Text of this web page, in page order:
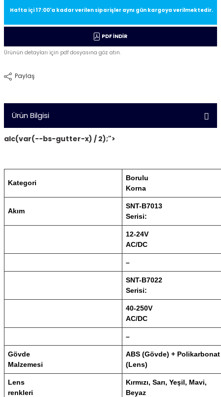
Hafta içi 17:00'a kadar verilen siparişler aynı gün kargoya verilmektedir.
PDF İNDİR
Ürünün detayları için pdf dosyasına göz atın.
Paylaş
Ürün Bilgisi
alc(var(--bs-gutter-x) / 2);">
Kategori
Borulu
Korna
Akım
SNT-B7013
Serisi:
12-24V
AC/DC
–
SNT-B7022
Serisi:
40-250V
AC/DC
–
Gövde
Malzemesi
ABS (Gövde) + Polikarbonat
(Lens)
Lens
renkleri
Kırmızı, Sarı, Yeşil, Mavi,
Beyaz